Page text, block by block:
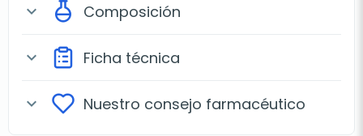
expand_more Composición
expand_more Ficha técnica
expand_more Nuestro consejo farmacéutico